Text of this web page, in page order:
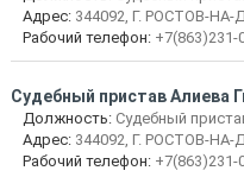
Адрес:344092, Г. РОСТОВ-
Рабочий телефон:+7(863)231-
Судебный пристав Алиева
Должность:Судебный
Адрес:344092, Г. РОСТОВ-
Рабочий телефон:+7(863)231-